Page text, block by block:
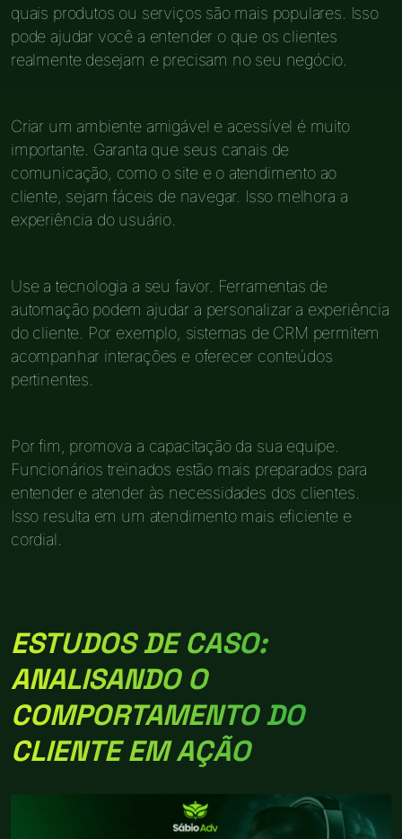
quais produtos ou serviços são mais populares. Isso
pode ajudar você a entender o que os clientes
realmente desejam e precisam no seu negócio.
Criar um ambiente amigável e acessível é muito
importante. Garanta que seus canais de
comunicação, como o site e o atendimento ao
cliente, sejam fáceis de navegar. Isso melhora a
experiência do usuário.
Use a tecnologia a seu favor. Ferramentas de
automação podem ajudar a personalizar a experiência
do cliente. Por exemplo, sistemas de CRM permitem
acompanhar interações e oferecer conteúdos
pertinentes.
Por fim, promova a capacitação da sua equipe.
Funcionários treinados estão mais preparados para
entender e atender às necessidades dos clientes.
Isso resulta em um atendimento mais eficiente e
cordial.
ESTUDOS DE CASO:
ANALISANDO O
COMPORTAMENTO DO
CLIENTE EM AÇÃO